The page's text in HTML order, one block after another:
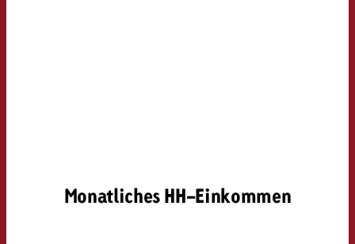
Monatliches HH-Einkommen